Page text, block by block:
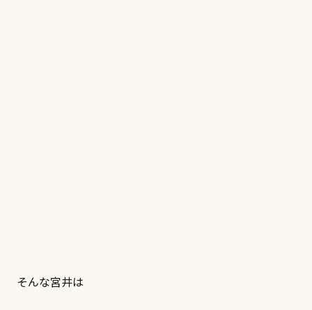
そんな宮井は